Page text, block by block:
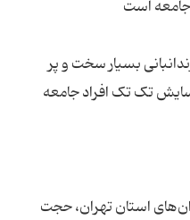
بسیار سخت و پر
تک تک افراد جامعه
استان تهران، حجت